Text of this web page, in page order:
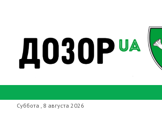
Суббота , 8 августа 2026